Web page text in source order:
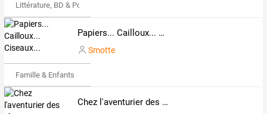
Littérature, BD & Poésie
Papiers... Cailloux... Ciseaux...
Smotte
Famille & Enfants
Chez l'aventurier des rêves